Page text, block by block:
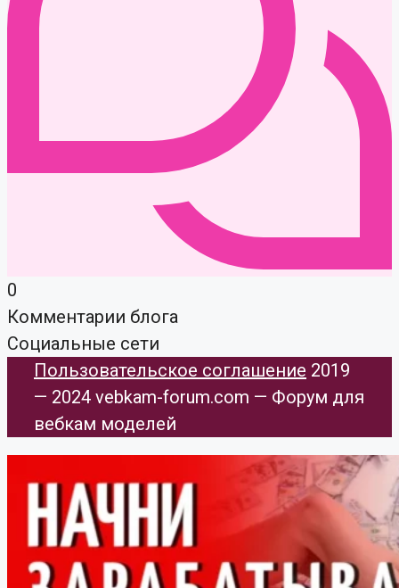
0
Комментарии блога
Социальные сети
Пользовательское соглашение ​ 2019
— 2024 vebkam-forum.com — Форум для
вебкам моделей